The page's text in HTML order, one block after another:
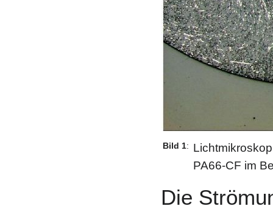
Bild 1:
PA66-CF im
Die